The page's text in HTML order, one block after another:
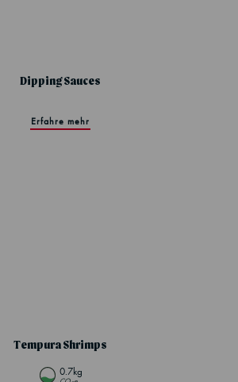
Dipping Sauces
Erfahre mehr
Tempura Shrimps
0.7kg